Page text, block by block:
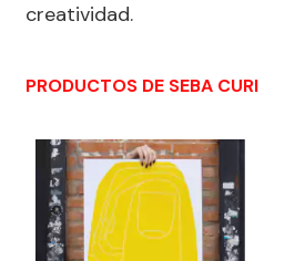
creatividad.
PRODUCTOS DE SEBA CURI